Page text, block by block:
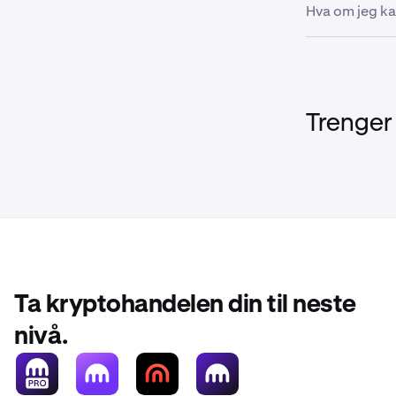
slått på.
på
Hva om jeg
Ta kryptohandelen din til neste
nivå.